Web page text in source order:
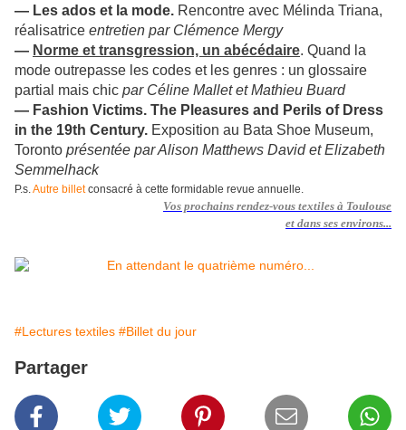
— Les ados et la mode. Rencontre avec Mélinda Triana,
réalisatrice entretien par Clémence Mergy
— Norme et transgression, un abécédaire. Quand la
mode outrepasse les codes et les genres : un glossaire
partial mais chic par Céline Mallet et Mathieu Buard
— Fashion Victims. The Pleasures and Perils of Dress
in the 19th Century. Exposition au Bata Shoe Museum,
Toronto présentée par Alison Matthews David et Elizabeth
Semmelhack
P.s.Autre billetconsacré à cette formidable revue annuelle.
Vos prochains rendez-vous textiles à Toulouse
et dans ses environs...
#Lectures textiles #Billet du jour
Partager